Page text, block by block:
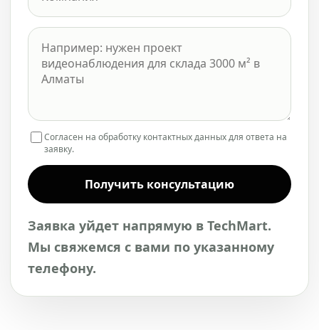
Согласен на обработку контактных данных для ответа на
заявку.
Получить консультацию
Заявка уйдет напрямую в TechMart.
Мы свяжемся с вами по указанному
телефону.